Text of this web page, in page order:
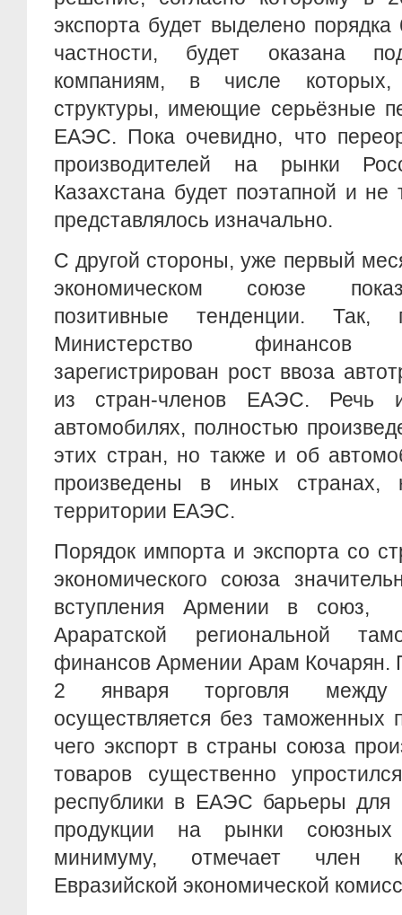
экспорта будет выделено
частности, будет оказана
компаниям, в числе которых,
структуры, имеющие серьёзные
ЕАЭС. Пока очевидно, что
производителей на рынки
Казахстана будет поэтапной и не
представлялось изначально.
С другой стороны, уже первый
экономическом союзе
позитивные тенденции. Так,
Министерство
зарегистрирован рост ввоза
из стран-членов ЕАЭС. Речь
автомобилях, полностью
этих стран, но также и об
произведены в иных странах,
территории ЕАЭС.
Порядок импорта и экспорта со
экономического союза
вступления Армении в союз,
Араратской региональной
финансов Армении Арам Кочарян.
2 января торговля
осуществляется без таможенных
чего экспорт в страны союза
товаров существенно
республики в ЕАЭС барьеры для
продукции на рынки
минимуму, отмечает член
Евразийской экономической